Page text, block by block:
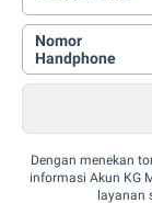
Nomor
Handphone
Dengan menekan
informasi Akun KG
layanan